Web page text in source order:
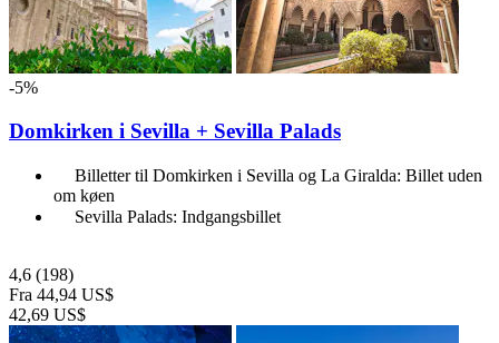
-5%
Domkirken i Sevilla + Sevilla Palads
Billetter til Domkirken i Sevilla og La Giralda: Billet uden
om køen
Sevilla Palads: Indgangsbillet
4,6 (198)
Fra 44,94 US$
42,69 US$